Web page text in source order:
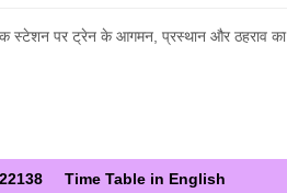
स्टेशन पर ट्रेन के आगमन, प्रस्थान और ठहराव का
Time Table in English